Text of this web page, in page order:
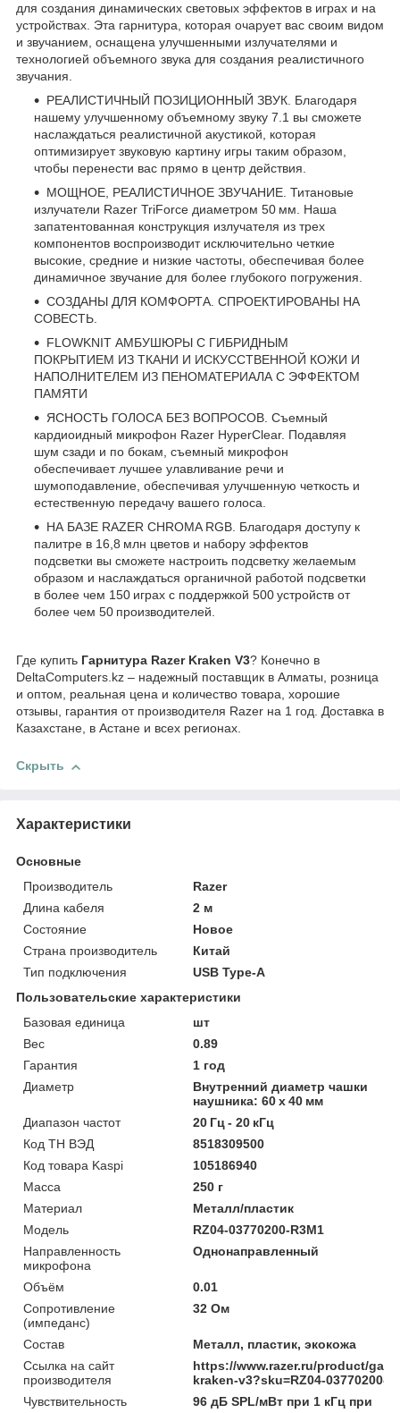
для создания динамических световых эффектов в играх и на
устройствах. Эта гарнитура, которая очарует вас своим видом
и звучанием, оснащена улучшенными излучателями и
технологией объемного звука для создания реалистичного
звучания.
РЕАЛИСТИЧНЫЙ ПОЗИЦИОННЫЙ ЗВУК. Благодаря
нашему улучшенному объемному звуку 7.1 вы сможете
наслаждаться реалистичной акустикой, которая
оптимизирует звуковую картину игры таким образом,
чтобы перенести вас прямо в центр действия.
МОЩНОЕ, РЕАЛИСТИЧНОЕ ЗВУЧАНИЕ. Титановые
излучатели Razer TriForce диаметром 50 мм. Наша
запатентованная конструкция излучателя из трех
компонентов воспроизводит исключительно четкие
высокие, средние и низкие частоты, обеспечивая более
динамичное звучание для более глубокого погружения.
СОЗДАНЫ ДЛЯ КОМФОРТА. СПРОЕКТИРОВАНЫ НА
СОВЕСТЬ.
FLOWKNIT АМБУШЮРЫ С ГИБРИДНЫМ
ПОКРЫТИЕМ ИЗ ТКАНИ И ИСКУССТВЕННОЙ КОЖИ И
НАПОЛНИТЕЛЕМ ИЗ ПЕНОМАТЕРИАЛА С ЭФФЕКТОМ
ПАМЯТИ
ЯСНОСТЬ ГОЛОСА БЕЗ ВОПРОСОВ. Съемный
кардиоидный микрофон Razer HyperClear. Подавляя
шум сзади и по бокам, съемный микрофон
обеспечивает лучшее улавливание речи и
шумоподавление, обеспечивая улучшенную четкость и
естественную передачу вашего голоса.
НА БАЗЕ RAZER CHROMA RGB. Благодаря доступу к
палитре в 16,8 млн цветов и набору эффектов
подсветки вы сможете настроить подсветку желаемым
образом и наслаждаться органичной работой подсветки
в более чем 150 играх с поддержкой 500 устройств от
более чем 50 производителей.
Где купить Гарнитура Razer Kraken V3? Конечно в
DeltaComputers.kz – надежный поставщик в Алматы, розница
и оптом, реальная цена и количество товара, хорошие
отзывы, гарантия от производителя Razer на 1 год. Доставка в
Казахстане, в Астане и всех регионах.
Скрыть
Характеристики
Основные
Производитель
Razer
Длина кабеля
2 м
Состояние
Новое
Страна производитель
Китай
Тип подключения
USB Type-A
Пользовательские характеристики
Базовая единица
шт
Вес
0.89
Гарантия
1 год
Диаметр
Внутренний диаметр чашки
наушника: 60 х 40 мм
Диапазон частот
20 Гц - 20 кГц
Код ТН ВЭД
8518309500
Код товара Kaspi
105186940
Масса
250 г
Материал
Металл/пластик
Модель
RZ04-03770200-R3M1
Направленность
микрофона
Однонаправленный
Объём
0.01
Сопротивление
(импеданс)
32 Ом
Состав
Металл, пластик, экокожа
Ссылка на сайт
производителя
https://www.razer.ru/product/
kraken-v3?sku=RZ04-03770200-
Чувствительность
96 дБ SPL/мВт при 1 кГц при